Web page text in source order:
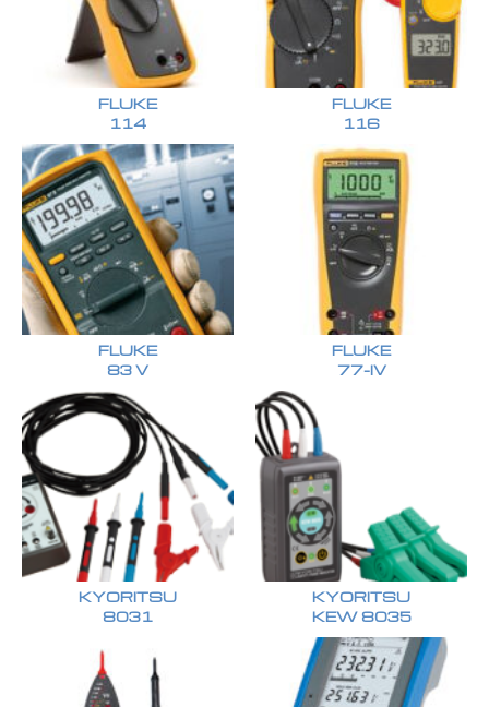
FLUKE
114
FLUKE
116
FLUKE
83 V
FLUKE
77-IV
KYORITSU
8031
KYORITSU
KEW 8035